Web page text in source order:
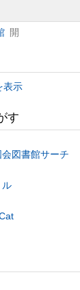
開
表示
す
会図書館サーチ
ル